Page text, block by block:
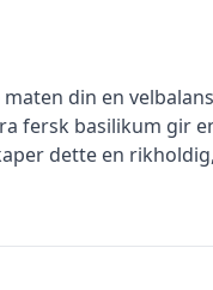
din en
fersk basilikum gir
dette en